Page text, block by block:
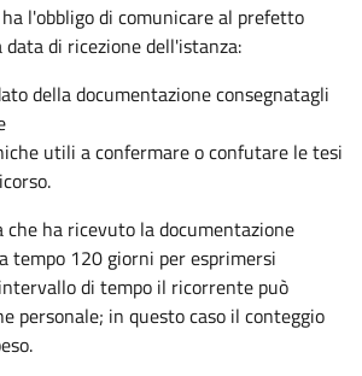
l'obbligo di comunicare al prefetto
di ricezione dell'istanza:
della documentazione consegnatagli
utili a confermare o confutare le tesi
ha ricevuto la documentazione
tempo 120 giorni per esprimersi
di tempo il ricorrente può
personale; in questo caso il conteggio